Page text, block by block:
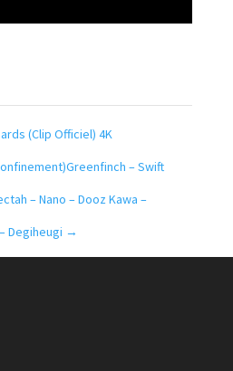
(Clip Officiel) 4K
– Swift
– Nano – Dooz Kawa –
Degiheugi →